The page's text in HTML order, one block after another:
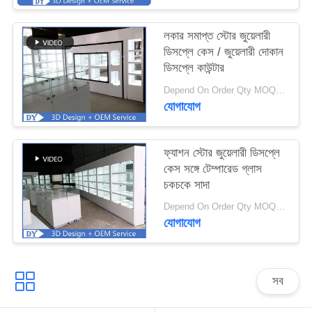
PRIVACY
POLICY
লকার সমাপ্ত স্টোর জুয়েলারী
ডিসপ্লে কেস / জুয়েলারী দোকান
ডিসপ্লে কাউন্টার
Depend On Order Qty MOQ:5 পিসি বা পুরো শোরুম/ দোকান
যোগাযোগ
ফ্যাশন স্টোর জুয়েলারী ডিসপ্লে
কেস সঙ্গে টেম্পারেড গ্লাস
চকচকে সাদা
Depend On Order Qty MOQ:1 প্রকল্প বা 5 পিসি
যোগাযোগ
সব